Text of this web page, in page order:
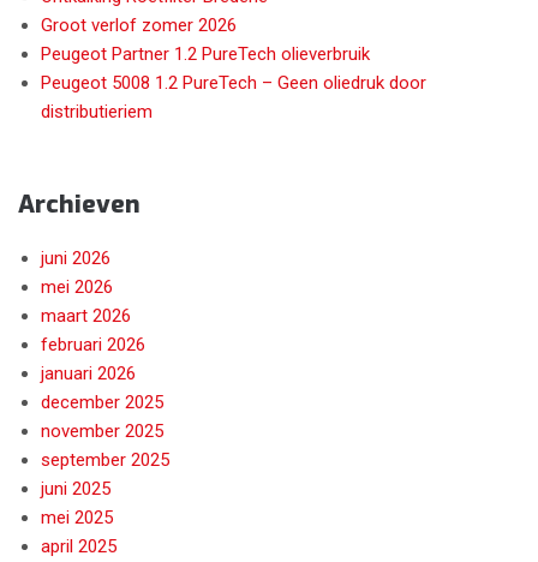
Groot verlof zomer 2026
Peugeot Partner 1.2 PureTech olieverbruik
Peugeot 5008 1.2 PureTech – Geen oliedruk door
distributieriem
Archieven
juni 2026
mei 2026
maart 2026
februari 2026
januari 2026
december 2025
november 2025
september 2025
juni 2025
mei 2025
april 2025